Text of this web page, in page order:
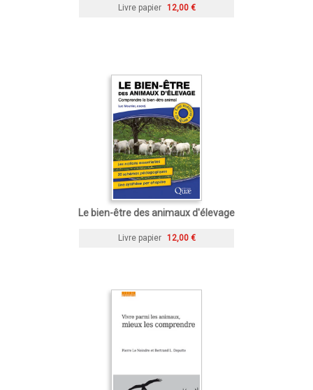
Livre papier 12,00 €
Le bien-être des animaux d'élevage
Livre papier 12,00 €